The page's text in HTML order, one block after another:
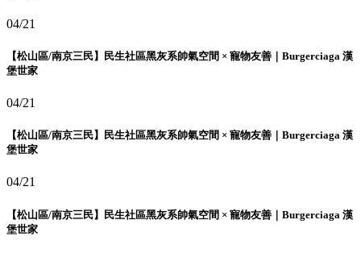
04/21
【松山區/南京三民】民生社區黑灰系帥氣空間 × 寵物友善｜Burgerciaga 漢
堡世家
04/21
【松山區/南京三民】民生社區黑灰系帥氣空間 × 寵物友善｜Burgerciaga 漢
堡世家
04/21
【松山區/南京三民】民生社區黑灰系帥氣空間 × 寵物友善｜Burgerciaga 漢
堡世家